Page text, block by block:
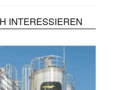
INTERESSIEREN